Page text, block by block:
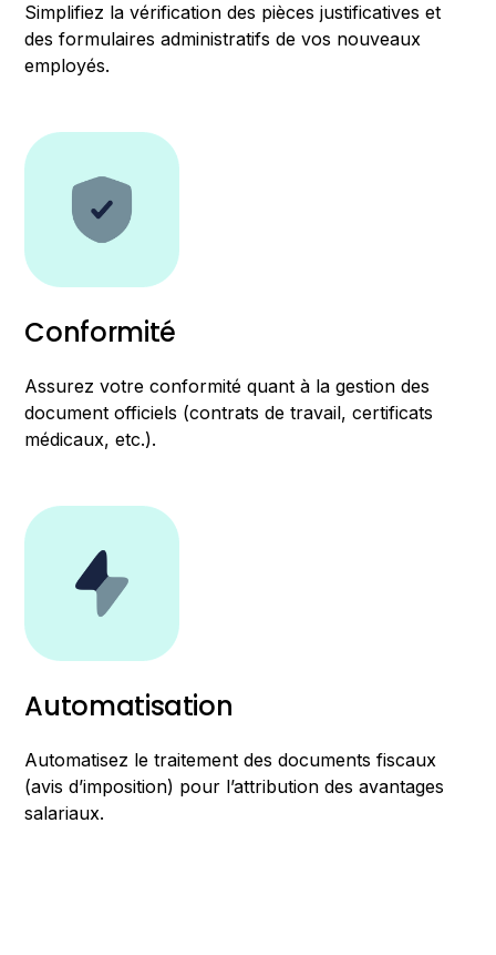
Simplifiez la vérification des pièces justificatives et
des formulaires administratifs de vos nouveaux
employés.
Conformité
Assurez votre conformité quant à la gestion des
document officiels (contrats de travail, certificats
médicaux, etc.).
Automatisation
Automatisez le traitement des documents fiscaux
(avis d’imposition) pour l’attribution des avantages
salariaux.